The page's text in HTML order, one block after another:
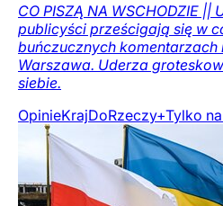
CO PISZĄ NA WSCHODZIE
publicyści prześcigają się w
buńczucznych
Warszawa. Uderza
siebie.
OpinieKrajDoRzeczy+Tylko